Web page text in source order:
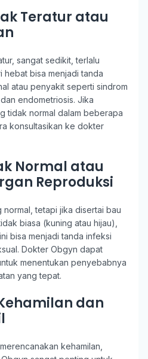
Teratur atau
sangat sedikit, terlalu
hebat bisa menjadi tanda
atau penyakit seperti sindrom
endometriosis. Jika
tidak normal dalam beberapa
konsultasikan ke dokter
Normal atau
Reproduksi
normal, tetapi jika disertai bau
biasa (kuning atau hijau),
bisa menjadi tanda infeksi
Dokter Obgyn dapat
menentukan penyebabnya
yang tepat.
dan
kehamilan,